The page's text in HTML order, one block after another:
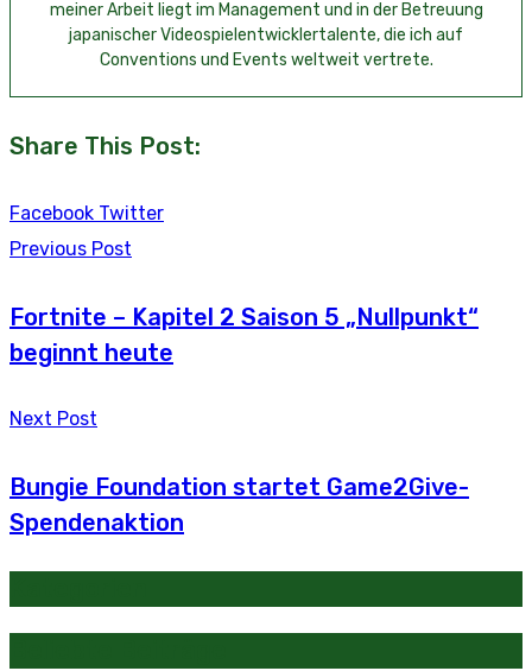
meiner Arbeit liegt im Management und in der Betreuung
japanischer Videospielentwicklertalente, die ich auf
Conventions und Events weltweit vertrete.
Share This Post:
Facebook TwitterYoutube
LinkedIn
Whatsapp
Tumblr
Reddit
Previous Post
Fortnite – Kapitel 2 Saison 5 „Nullpunkt“
beginnt heute
Next Post
Bungie Foundation startet Game2Give-
Spendenaktion